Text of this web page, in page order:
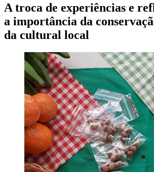
A troca de experiências e
a importância da
da cultural local